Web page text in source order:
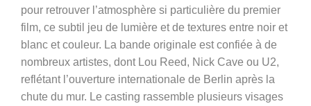
pour retrouver l’atmosphère si particulière du premier
film, ce subtil jeu de lumière et de textures entre noir et
blanc et couleur. La bande originale est confiée à de
nombreux artistes, dont Lou Reed, Nick Cave ou U2,
reflétant l’ouverture internationale de Berlin après la
chute du mur. Le casting rassemble plusieurs visages